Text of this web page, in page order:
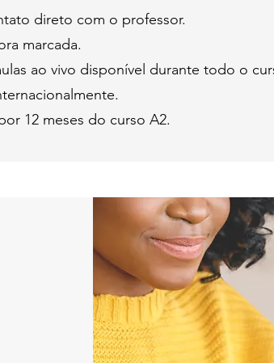
direto com o professor.
marcada.
ao vivo disponível durante todo o
12 meses do curso A2.